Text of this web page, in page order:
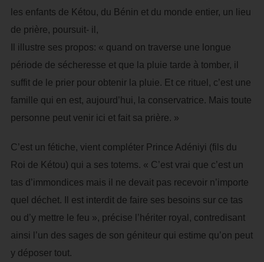
les enfants de Kétou, du Bénin et du monde entier, un lieu
de prière, poursuit- il,
Il illustre ses propos: « quand on traverse une longue
période de sécheresse et que la pluie tarde à tomber, il
suffit de le prier pour obtenir la pluie. Et ce rituel, c’est une
famille qui en est, aujourd’hui, la conservatrice. Mais toute
personne peut venir ici et fait sa prière. »
C’est un fétiche, vient compléter Prince Adéniyi (fils du
Roi de Kétou) qui a ses totems. « C’est vrai que c’est un
tas d’immondices mais il ne devait pas recevoir n’importe
quel déchet. Il est interdit de faire ses besoins sur ce tas
ou d’y mettre le feu », précise l’hériter royal, contredisant
ainsi l’un des sages de son géniteur qui estime qu’on peut
y déposer tout.